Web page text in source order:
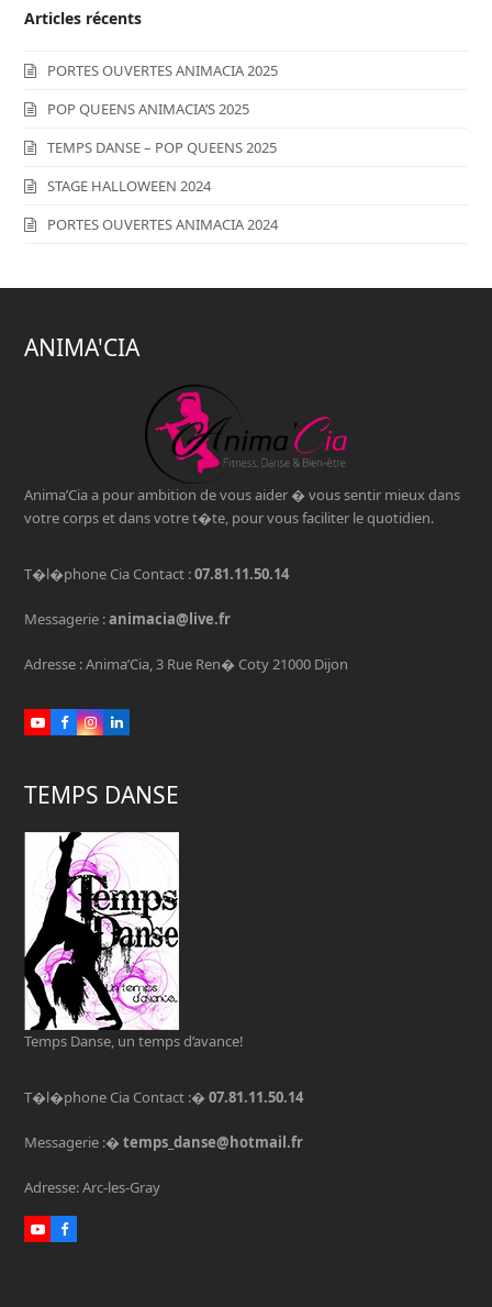
Articles récents
PORTES OUVERTES ANIMACIA 2025
POP QUEENS ANIMACIA’S 2025
TEMPS DANSE – POP QUEENS 2025
STAGE HALLOWEEN 2024
PORTES OUVERTES ANIMACIA 2024
ANIMA'CIA
Anima’Cia a pour ambition de vous aider � vous sentir mieux dans
votre corps et dans votre t�te, pour vous faciliter le quotidien.
T�l�phone Cia Contact :07.81.11.50.14
Messagerie :animacia@live.fr
Adresse : Anima’Cia, 3 Rue Ren� Coty 21000 Dijon
YoutubeFacebook
Instagram
LinkedIn
TEMPS DANSE
Temps Danse, un temps d’avance!
T�l�phone Cia Contact :� 07.81.11.50.14
Messagerie :�temps_danse@hotmail.fr
Adresse: Arc-les-Gray
YoutubeFacebook